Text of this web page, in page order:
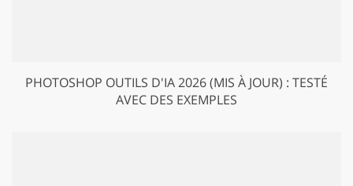
PHOTOSHOP OUTILS D'IA 2026 (MIS À JOUR) : TESTÉ
AVEC DES EXEMPLES